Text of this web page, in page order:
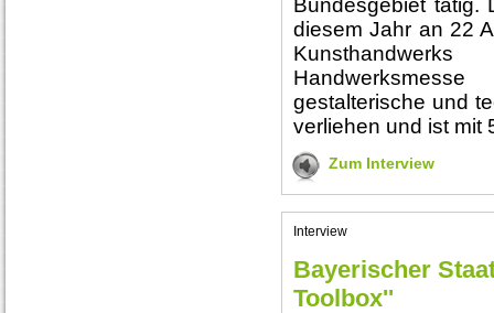
Bundesgebiet tätig.
diesem Jahr an 22
gestalterische und
verliehen und ist mit
Zum Interview
Interview
Bayerischer
Toolbox''